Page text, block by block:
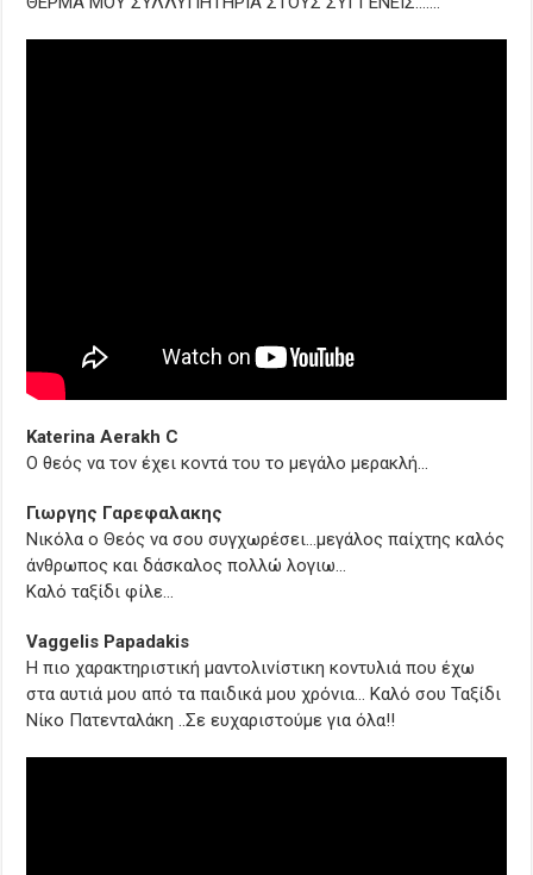
Katerina Aerakh C
O θεός να τον έχει κοντά του το μεγάλο μερακλή…
Γιωργης Γαρεφαλακης
Νικόλα ο Θεός να σου συγχωρέσει…μεγάλος παίχτης καλός
άνθρωπος και δάσκαλος πολλώ λογιω…
Καλό ταξίδι φίλε…
Vaggelis Papadakis
Η πιο χαρακτηριστική μαντολινίστικη κοντυλιά που έχω
στα αυτιά μου από τα παιδικά μου χρόνια… Καλό σου Ταξίδι
Νίκο Πατενταλάκη ..Σε ευχαριστούμε για όλα!!